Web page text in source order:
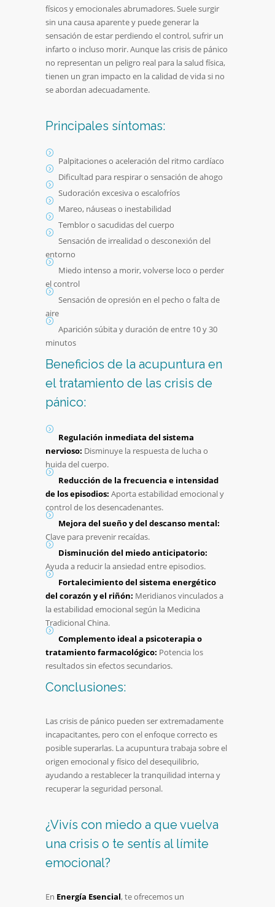
físicos y emocionales abrumadores. Suele surgir
sin una causa aparente y puede generar la
sensación de estar perdiendo el control, sufrir un
infarto o incluso morir. Aunque las crisis de pánico
no representan un peligro real para la salud física,
tienen un gran impacto en la calidad de vida si no
se abordan adecuadamente.
Principales síntomas:
Palpitaciones o aceleración del ritmo cardíaco
Dificultad para respirar o sensación de ahogo
Sudoración excesiva o escalofríos
Mareo, náuseas o inestabilidad
Temblor o sacudidas del cuerpo
Sensación de irrealidad o desconexión del
entorno
Miedo intenso a morir, volverse loco o perder
el control
Sensación de opresión en el pecho o falta de
aire
Aparición súbita y duración de entre 10 y 30
minutos
Beneficios de la acupuntura en
el tratamiento de las crisis de
pánico:
Regulación inmediata del sistema
nervioso: Disminuye la respuesta de lucha o
huida del cuerpo.
Reducción de la frecuencia e intensidad
de los episodios: Aporta estabilidad emocional y
control de los desencadenantes.
Mejora del sueño y del descanso mental:
Clave para prevenir recaídas.
Disminución del miedo anticipatorio:
Ayuda a reducir la ansiedad entre episodios.
Fortalecimiento del sistema energético
del corazón y el riñón: Meridianos vinculados a
la estabilidad emocional según la Medicina
Tradicional China.
Complemento ideal a psicoterapia o
tratamiento farmacológico: Potencia los
resultados sin efectos secundarios.
Conclusiones:
Las crisis de pánico pueden ser extremadamente
incapacitantes, pero con el enfoque correcto es
posible superarlas. La acupuntura trabaja sobre el
origen emocional y físico del desequilibrio,
ayudando a restablecer la tranquilidad interna y
recuperar la seguridad personal.
¿Vivís con miedo a que vuelva
una crisis o te sentís al límite
emocional?
En Energía Esencial, te ofrecemos un